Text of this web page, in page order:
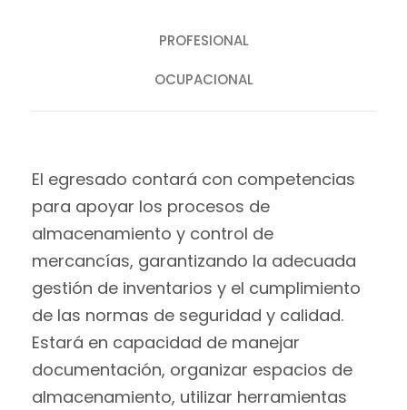
PROFESIONAL
OCUPACIONAL
El egresado contará con competencias
para apoyar los procesos de
almacenamiento y control de
mercancías, garantizando la adecuada
gestión de inventarios y el cumplimiento
de las normas de seguridad y calidad.
Estará en capacidad de manejar
documentación, organizar espacios de
almacenamiento, utilizar herramientas